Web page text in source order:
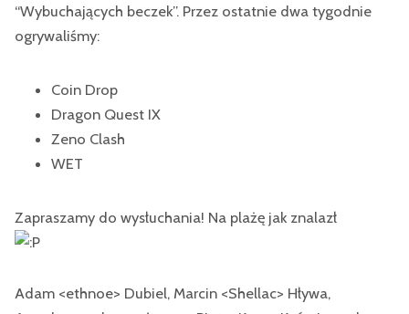
“Wybuchających beczek”. Przez ostatnie dwa tygodnie
ogrywaliśmy:
Coin Drop
Dragon Quest IX
Zeno Clash
WET
Zapraszamy do wysłuchania! Na plażę jak znalazł
Adam <ethnoe> Dubiel, Marcin <Shellac> Hływa,